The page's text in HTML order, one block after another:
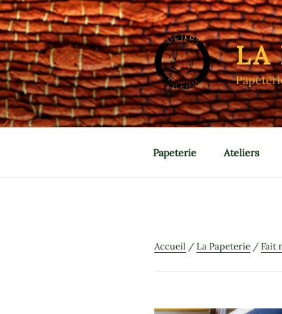
Aller
au
contenu
principal
LA
Papeterie Ateliers
Accueil /La Papeterie /Fait